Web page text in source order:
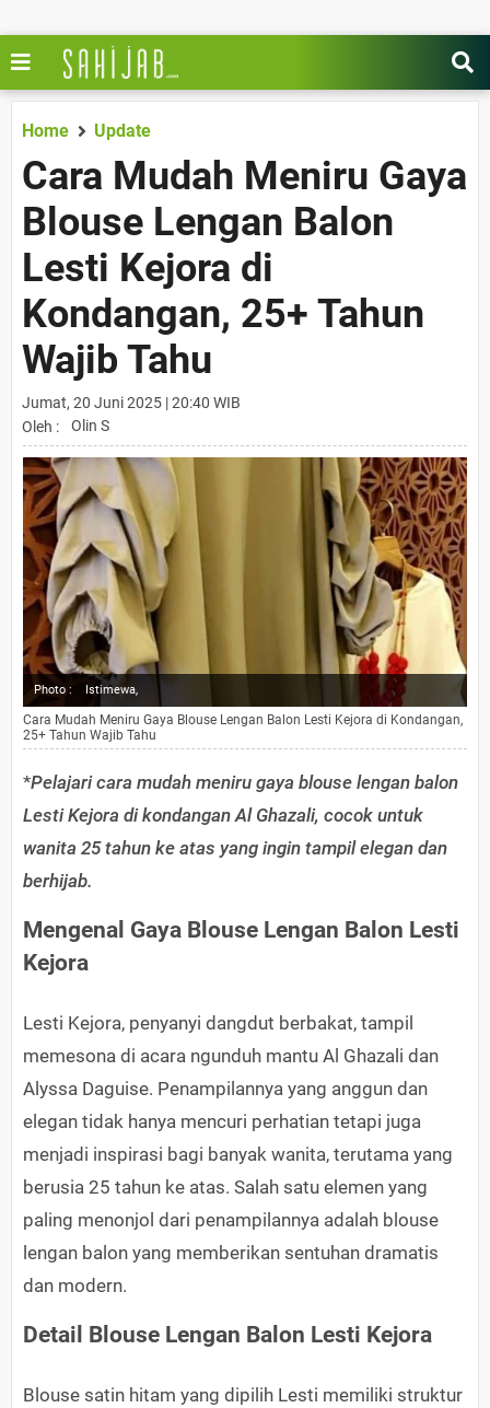
Home Update
Cara Mudah Meniru Gaya
Blouse Lengan Balon
Lesti Kejora di
Kondangan, 25+ Tahun
Wajib Tahu
Jumat, 20 Juni 2025 | 20:40 WIB
Oleh :
Olin S
Photo : Istimewa,
Cara Mudah Meniru Gaya Blouse Lengan Balon Lesti Kejora di Kondangan,
25+ Tahun Wajib Tahu
*Pelajari cara mudah meniru gaya blouse lengan balon
Lesti Kejora di kondangan Al Ghazali, cocok untuk
wanita 25 tahun ke atas yang ingin tampil elegan dan
berhijab.
Mengenal Gaya Blouse Lengan Balon Lesti
Kejora
Lesti Kejora, penyanyi dangdut berbakat, tampil
memesona di acara ngunduh mantu Al Ghazali dan
Alyssa Daguise. Penampilannya yang anggun dan
elegan tidak hanya mencuri perhatian tetapi juga
menjadi inspirasi bagi banyak wanita, terutama yang
berusia 25 tahun ke atas. Salah satu elemen yang
paling menonjol dari penampilannya adalah blouse
lengan balon yang memberikan sentuhan dramatis
dan modern.
Detail Blouse Lengan Balon Lesti Kejora
Blouse satin hitam yang dipilih Lesti memiliki struktur